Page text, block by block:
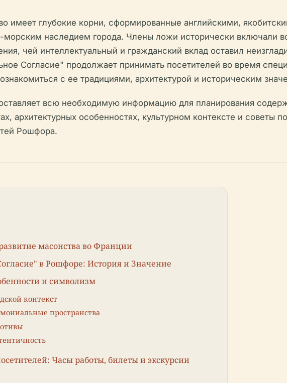
имеет глубокие корни, сформированные английскими,
морским наследием города. Члены ложи исторически включали
чей интеллектуальный и гражданский вклад оставил
Согласие" продолжает принимать посетителей во время
с ее традициями, архитектурой и историческим
всю необходимую информацию для планирования
архитектурных особенностях, культурном контексте и советы
Рошфора.
масонства во Франции
в Рошфоре: История и Значение
и символизм
контекст
пространства
Часы работы, билеты и экскурсии